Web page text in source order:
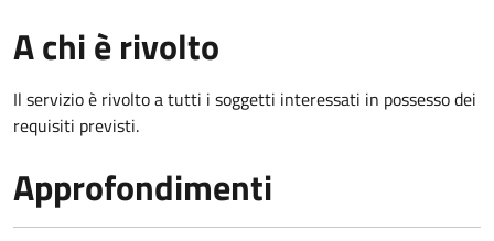
A chi è rivolto
Il servizio è rivolto a tutti i soggetti interessati in possesso dei
requisiti previsti.
Approfondimenti